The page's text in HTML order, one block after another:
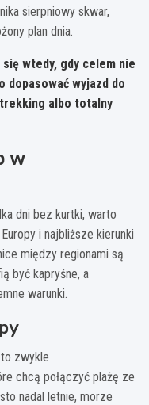
sierpniowy skwar,
plan dnia.
wtedy, gdy celem nie
dopasować wyjazd do
albo totalny
w
dni bez kurtki, warto
i najbliższe kierunki
między regionami są
być kapryśne, a
warunki.
to zwykle
chcą połączyć plażę ze
nadal letnie, morze